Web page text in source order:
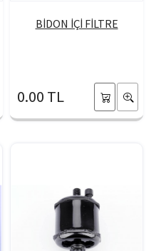
BİDON İÇİ FİLTRE
0.00 TL